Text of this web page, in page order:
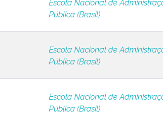
Pública (Brasil)
Escola Nacional de
Pública (Brasil)
Escola Nacional de
Pública (Brasil)